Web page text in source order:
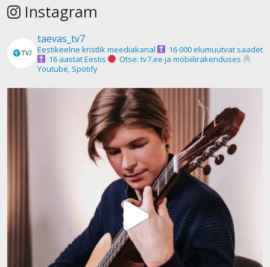
Instagram
taevas_tv7
Eestikeelne kristlik meediakanal
16 000 elumuutvat saadet
16 aastat Eestis
Otse: tv7.ee ja mobiilirakenduses
Youtube, Spotify